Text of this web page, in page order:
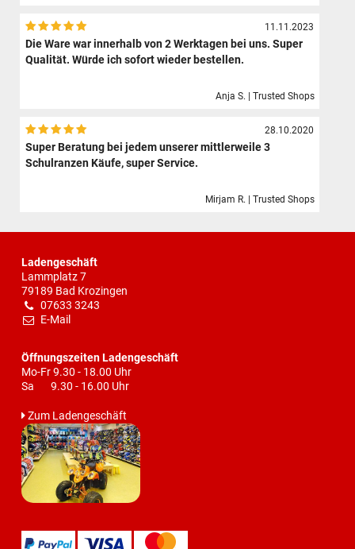
11.11.2023
Die Ware war innerhalb von 2 Werktagen bei uns. Super
Qualität. Würde ich sofort wieder bestellen.
Anja S. | Trusted Shops
28.10.2020
Super Beratung bei jedem unserer mittlerweile 3
Schulranzen Käufe, super Service.
Mirjam R. | Trusted Shops
Ladengeschäft
Lammplatz 7
79189 Bad Krozingen
07633 3243
E-Mail
Öffnungszeiten Ladengeschäft
Mo-Fr 9.30 - 18.00 Uhr
Sa 9.30 - 16.00 Uhr
Zum Ladengeschäft